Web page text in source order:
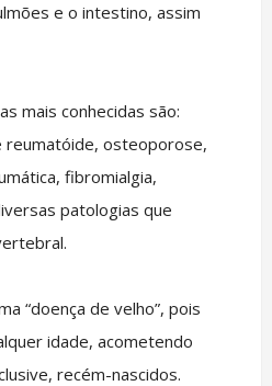
e o intestino, assim
mais conhecidas são:
osteoporose,
fibromialgia,
patologias que
“doença de velho”, pois
idade, acometendo
recém-nascidos.